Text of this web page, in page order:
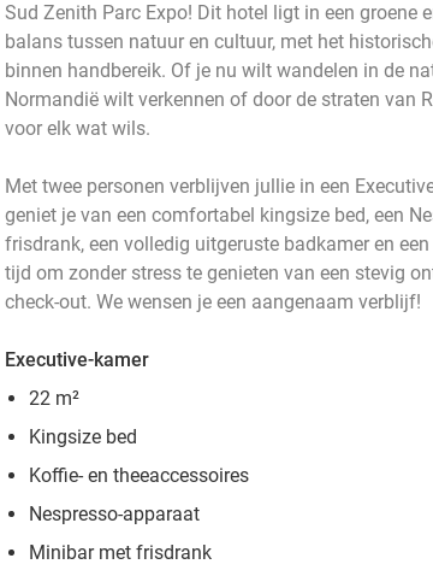
Sud Zenith Parc Expo! Dit hotel ligt in een groene
balans tussen natuur en cultuur, met het
binnen handbereik. Of je nu wilt wandelen in de
Normandië wilt verkennen of door de straten van
voor elk wat wils.
Met twee personen verblijven jullie in een
geniet je van een comfortabel kingsize bed, een
frisdrank, een volledig uitgeruste badkamer en
tijd om zonder stress te genieten van een stevig
check-out. We wensen je een aangenaam verblijf!
Executive-kamer
22 m²
Kingsize bed
Koffie- en theeaccessoires
Nespresso-apparaat
Minibar met frisdrank